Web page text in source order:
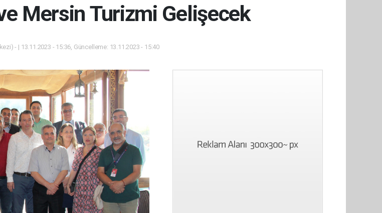
Mersin Turizmi Gelişecek
- | 13.11.2023 - 15:36, Güncelleme: 13.11.2023 - 15:40